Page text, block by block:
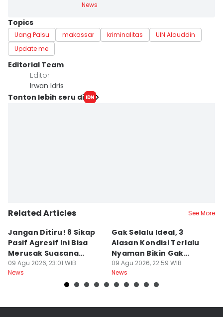
News
Topics
Uang Palsu makassar kriminalitas
UIN Alauddin
Update me
Editorial Team
Editor
Irwan Idris
Tonton lebih seru di
Related Articles See More
Jangan Ditiru! 8 Sikap
Pasif Agresif Ini Bisa
Merusak Suasana
Kantor
09 Agu 2026, 23:01 WIB
News
Gak Selalu Ideal, 3
Alasan Kondisi Terlalu
Nyaman Bikin Gak
Berkembang
09 Agu 2026, 22:59 WIB
News